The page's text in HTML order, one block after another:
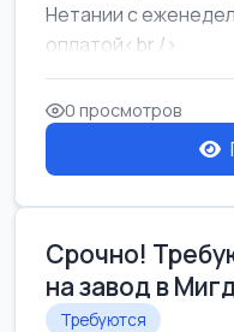
Нетании с
оплатой<br />
Свежие вакансии в
0 просмотров
Срочно!
на завод в
Требуются